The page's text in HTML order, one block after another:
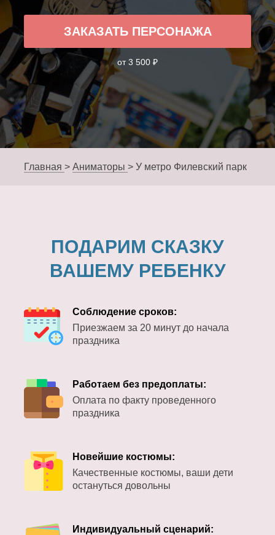
ЗАКАЗАТЬ ПЕРСОНАЖА
от 3 500 ₽
Главная > Аниматоры > У метро Филевский парк
ПОДАРИМ СКАЗКУ
ВАШЕМУ РЕБЕНКУ
Соблюдение сроков:
Приезжаем за 20 минут до начала
праздника
Работаем без предоплаты:
Оплата по факту проведенного
праздника
Новейшие костюмы:
Качественные костюмы, ваши дети
остануться довольны
Индивидуальный сценарий: